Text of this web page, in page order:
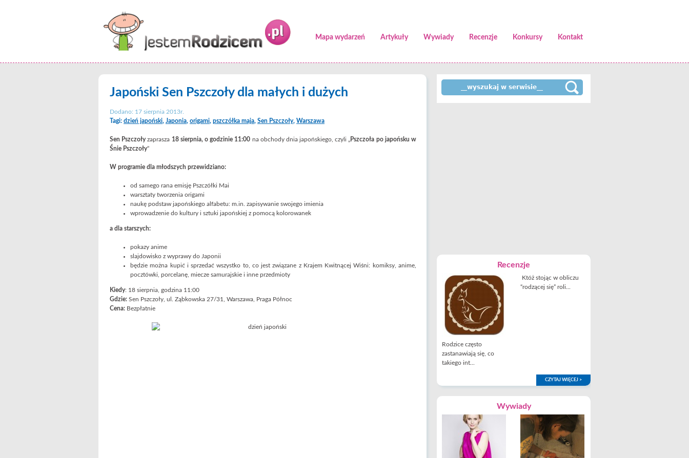
Mapa wydarzeń Artykuły Wywiady Recenzje Konkursy Kontakt
Japoński Sen Pszczoły dla małych i dużych
Dodano: 17 sierpnia 2013r.
Tagi: dzień japoński, Japonia, origami, pszczółka maja, Sen Pszczoły, Warszawa
Sen Pszczołyzaprasza 18 sierpnia, o godzinie 11:00 na obchody dnia japońskiego, czyli „Pszczoła po japońsku w
Śnie Pszczoły”
W programie dla młodszych przewidziano:
od samego rana emisję Pszczółki Mai
warsztaty tworzenia origami
naukę podstaw japońskiego alfabetu: m.in. zapisywanie swojego imienia
wprowadzenie do kultury i sztuki japońskiej z pomocą kolorowanek
a dla starszych:
pokazy anime
slajdowisko z wyprawy do Japonii
będzie można kupić i sprzedać wszystko to, co jest związane z Krajem Kwitnącej Wiśni: komiksy, anime,
pocztówki, porcelanę, miecze samurajskie i inne przedmioty
Kiedy: 18 sierpnia, godzina 11:00
Gdzie: Sen Pszczoły, ul. Ząbkowska 27/31, Warszawa, Praga Północ
Cena: Bezpłatnie
Recenzje
Rodzice często
zastanawiają się, co
takiego int...
Któż stojąc w obliczu
“rodzącej się” roli...
CZYTAJ WIĘCEJ >
Wywiady